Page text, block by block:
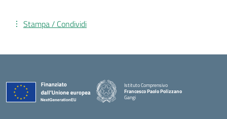
Stampa / Condividi
Istituto Comprensivo
Francesco Paolo Polizzano
Gangi
— Visita la pagina iniziale della scuola